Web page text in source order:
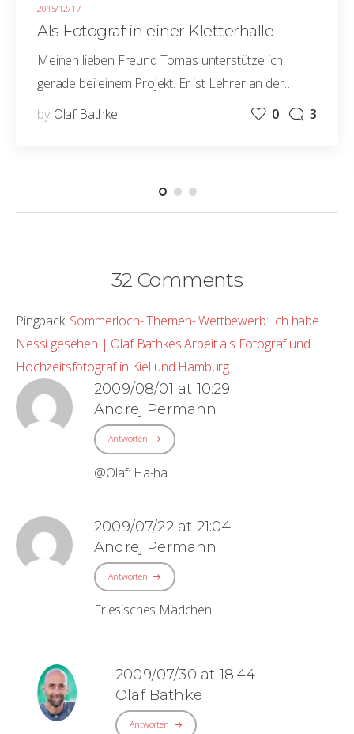
2015/12/17
Als Fotograf in einer Kletterhalle
Meinen lieben Freund Tomas unterstütze ich
gerade bei einem Projekt. Er ist Lehrer an der…
by Olaf Bathke 0 3
32 Comments
Pingback: Sommerloch- Themen- Wettbewerb: Ich habe
Nessi gesehen | Olaf Bathkes Arbeit als Fotograf und
Hochzeitsfotograf in Kiel und Hamburg
2009/08/01 at 10:29
Andrej Permann
Antworten
@Olaf: Ha-ha
2009/07/22 at 21:04
Andrej Permann
Antworten
Friesisches Mädchen
2009/07/30 at 18:44
Olaf Bathke
Antworten